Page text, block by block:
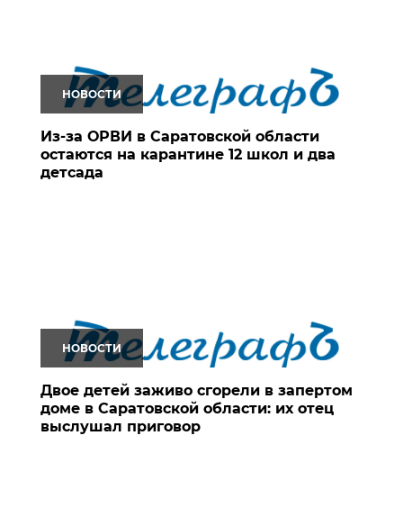
НОВОСТИ
Из-за ОРВИ в Саратовской области
остаются на карантине 12 школ и два
детсада
НОВОСТИ
Двое детей заживо сгорели в запертом
доме в Саратовской области: их отец
выслушал приговор